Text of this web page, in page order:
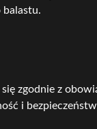
balastu.
zgodnie z
i